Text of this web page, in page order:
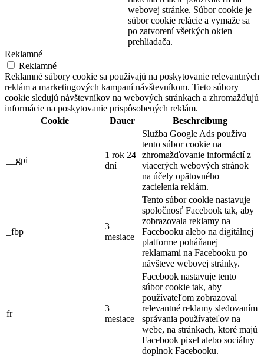
webovej stránke. Súbor cookie je
súbor cookie relácie a vymaže sa
po zatvorení všetkých okien
prehliadača.
Reklamné
Reklamné
Reklamné súbory cookie sa používajú na poskytovanie relevantných
reklám a marketingových kampaní návštevníkom. Tieto súbory
cookie sledujú návštevníkov na webových stránkach a zhromažďujú
informácie na poskytovanie prispôsobených reklám.
Cookie
Dauer Beschreibung
__gpi
1 rok 24
dní
Služba Google Ads používa
tento súbor cookie na
zhromažďovanie informácií z
viacerých webových stránok
na účely opätovného
zacielenia reklám.
_fbp
3
mesiace
Tento súbor cookie nastavuje
spoločnosť Facebook tak, aby
zobrazovala reklamy na
Facebooku alebo na digitálnej
platforme poháňanej
reklamami na Facebooku po
návšteve webovej stránky.
fr
3
mesiace
Facebook nastavuje tento
súbor cookie tak, aby
používateľom zobrazoval
relevantné reklamy sledovaním
správania používateľov na
webe, na stránkach, ktoré majú
Facebook pixel alebo sociálny
doplnok Facebooku.